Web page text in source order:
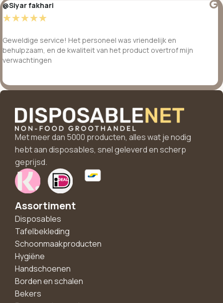
@Siyar fakhari
☆☆☆☆☆
Geweldige service! Het personeel was vriendelijk en
behulpzaam, en de kwaliteit van het product overtrof mijn
verwachtingen
Met meer dan 5000 producten, alles wat je nodig
hebt aan disposables, snel geleverd en scherp
geprijsd.
Assortiment
Disposables
Tafelbekleding
Schoonmaakproducten
Hygiëne
Handschoenen
Borden en schalen
Bekers